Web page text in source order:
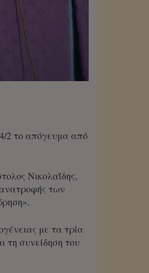
2 το απόγευμα από
Νικολαΐδης,
των
με τα τρία
τη συνείδηση του